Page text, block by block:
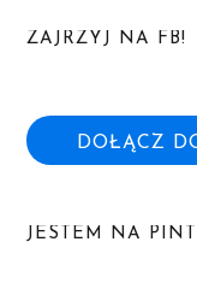
ZAJRZYJ NA FB!
DOŁĄCZ
JESTEM NA